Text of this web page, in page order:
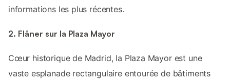
informations les plus récentes.
2. Flâner sur la Plaza Mayor
Cœur historique de Madrid, la Plaza Mayor est une
vaste esplanade rectangulaire entourée de bâtiments